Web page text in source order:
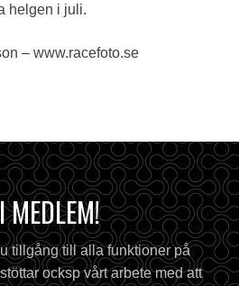
helgen i juli.
– www.racefoto.se
MEDLEM!
tillgång till alla funktioner på
ocksp vårt arbete med att